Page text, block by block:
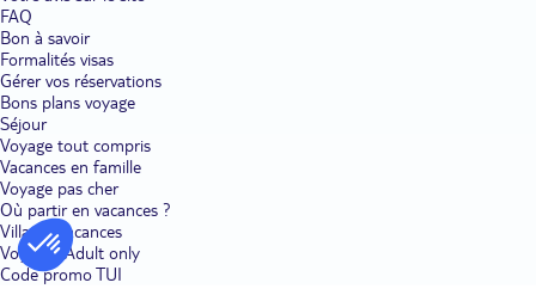
légumes locaux sont aussi mis à l'honneur. Bananes, ignames, patates
douces ou encore pois chiches sont cuisinés en entrée, en dessert ou en
accompagnement des plats de viande et de poisson. Ce sont souvent des
mélanges de saveurs inédits, véritable invitation à l'évasion. Ne passez
pas à côté des papas, de délicieuses pommes de terre typiques des
Canaries, ni des tapas et autres galettes de banane.
FAQ
Bon à savoir
Formalités visas
Gérer vos réservations
Bons plans voyage
Séjour
Voyage tout compris
Vacances en famille
Voyage pas cher
Où partir en vacances ?
Villages vacances
Voyages Adult only
Code promo TUI